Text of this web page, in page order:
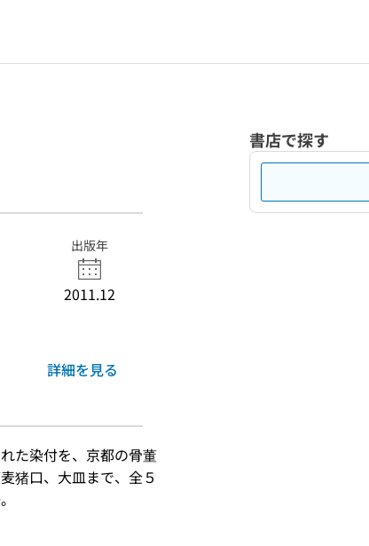
出版年
2011.12
詳細を見る
た染付を、京都の骨董
猪口、大皿まで、全５
書店で探す